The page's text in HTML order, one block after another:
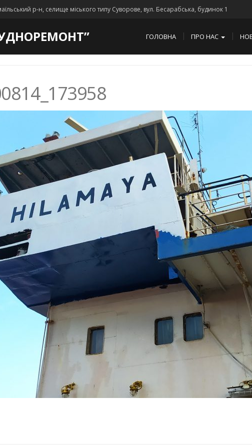
р-н, селище міського типу Суворове, вул. Бесарабська, будинок 1
ГОЛОВНА ПРО НАС